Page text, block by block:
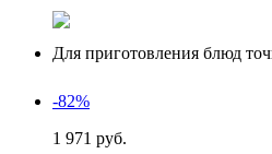
Для приготовления блюд
-82%
1 971 руб.